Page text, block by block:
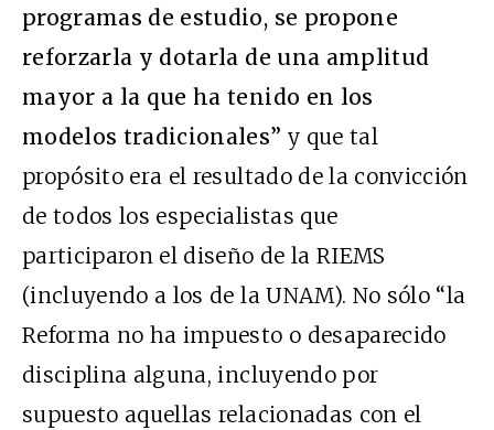
programas de estudio, se propone
reforzarla y dotarla de una amplitud
mayor a la que ha tenido en los
modelos tradicionales” y que tal
propósito era el resultado de la convicción
de todos los especialistas que
participaron el diseño de la RIEMS
(incluyendo a los de la UNAM). No sólo “la
Reforma no ha impuesto o desaparecido
disciplina alguna, incluyendo por
supuesto aquellas relacionadas con el